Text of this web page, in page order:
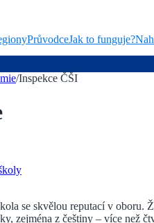
PrůvodceJak to funguje?
/Inspekce ČŠI
se skvělou reputací v
zejména z češtiny – více než